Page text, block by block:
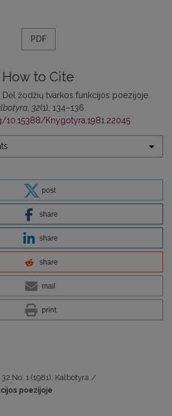
PDF
How to Cite
Dėl žodžių tvarkos funkcijos poezijoje.
32(1), 134–136.
10.15388/Knygotyra.1981.22045
post
share
share
share
mail
print
32 No. 1 (1981): Kalbotyra /
poezijoje